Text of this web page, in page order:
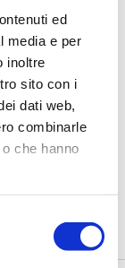
ed
media e per
inoltre
sito con i
dati web,
combinarle
che hanno
una
e, nello stesso